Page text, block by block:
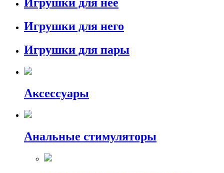
Игрушки для него
Игрушки для пары
Аксессуары
Анальные стимуляторы